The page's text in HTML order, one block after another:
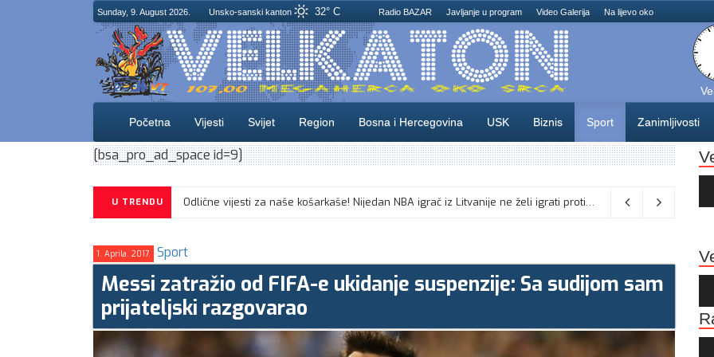
Sunday, 9. August 2026. Unsko-sanski kanton 32° C Radio BAZAR Javljanje u program Video Galerija Na lijevo oko
Početna Vijesti Svijet Region Bosna i Hercegovina USK Biznis Sport Zanimljivosti
[bsa_pro_ad_space id=9]
U TRENDU Odlične vijesti za naše košarkaše! Nijedan NBA igrač iz Litvanije ne želi igrati protiv BiH 08/08/2026
1. Aprila. 2017. Sport
Messi zatražio od FIFA-e ukidanje suspenzije: Sa sudijom sam
prijateljski razgovarao